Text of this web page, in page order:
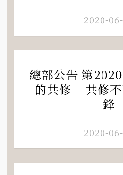
2020-
總部公告 第
的共修 —共修
鋒
2020-